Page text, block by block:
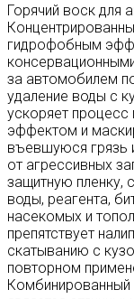
Горячий воск для
гидрофобным
за автомобилем
удаление воды с
ускоряет
эффектом и
въевшуюся грязь
от агрессивных
защитную пленку,
воды, реагента,
насекомых и
препятствует
скатыванию с
повторном